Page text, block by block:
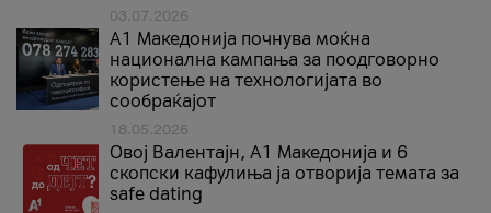
03.07.2026
A1 Македонија почнува моќна
национална кампања за поодговорно
користење на технологијата во
сообраќајот
18.05.2026
Овој Валентајн, A1 Македонија и 6
скопски кафулиња ја отворија темата за
safe dating